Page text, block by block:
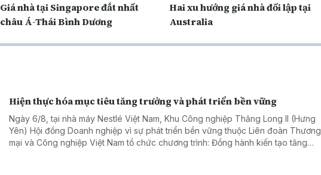
Giá nhà tại Singapore đắt nhất
châu Á-Thái Bình Dương
Hai xu hướng giá nhà đối lập tại
Australia
Hiện thực hóa mục tiêu tăng trưởng và phát triển bền vững
Ngày 6/8, tại nhà máy Nestlé Việt Nam, Khu Công nghiệp Thăng Long II (Hưng
Yên) Hội đồng Doanh nghiệp vì sự phát triển bền vững thuộc Liên đoàn Thương
mại và Công nghiệp Việt Nam tổ chức chương trình: Đồng hành kiến tạo tăng